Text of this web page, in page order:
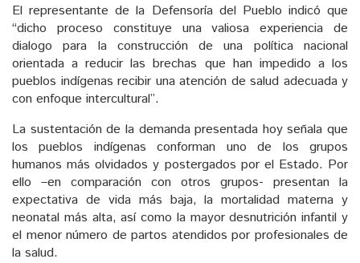
El representante de la Defensoría del Pueblo indicó que
“dicho proceso constituye una valiosa experiencia de
dialogo para la construcción de una política nacional
orientada a reducir las brechas que han impedido a los
pueblos indígenas recibir una atención de salud adecuada y
con enfoque intercultural”.
La sustentación de la demanda presentada hoy señala que
los pueblos indígenas conforman uno de los grupos
humanos más olvidados y postergados por el Estado. Por
ello –en comparación con otros grupos- presentan la
expectativa de vida más baja, la mortalidad materna y
neonatal más alta, así como la mayor desnutrición infantil y
el menor número de partos atendidos por profesionales de
la salud.